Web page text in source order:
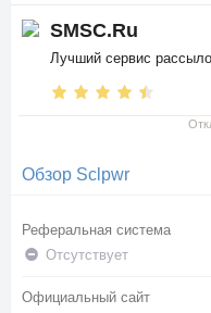
SMSC.Ru
Лучший сервис
Обзор Sclpwr
Реферальная система
Отсутствует
Официальный сайт